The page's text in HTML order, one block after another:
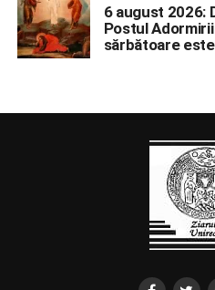
6 august 2026:
Postul
sărbătoare